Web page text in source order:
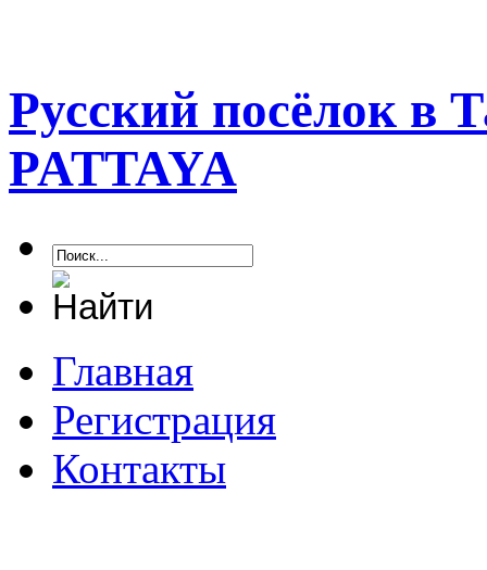
Русский посёлок в
PATTAYA
Главная
Регистрация
Контакты